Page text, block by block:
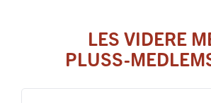
LES VIDERE
PLUSS-